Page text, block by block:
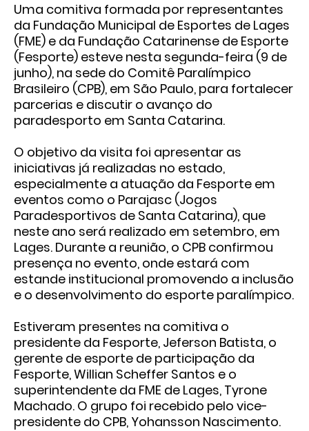
Uma comitiva formada por representantes
da Fundação Municipal de Esportes de Lages
(FME) e da Fundação Catarinense de Esporte
(Fesporte) esteve nesta segunda-feira (9 de
junho), na sede do Comitê Paralímpico
Brasileiro (CPB), em São Paulo, para fortalecer
parcerias e discutir o avanço do
paradesporto em Santa Catarina.
O objetivo da visita foi apresentar as
iniciativas já realizadas no estado,
especialmente a atuação da Fesporte em
eventos como o Parajasc (Jogos
Paradesportivos de Santa Catarina), que
neste ano será realizado em setembro, em
Lages. Durante a reunião, o CPB confirmou
presença no evento, onde estará com
estande institucional promovendo a inclusão
e o desenvolvimento do esporte paralímpico.
Estiveram presentes na comitiva o
presidente da Fesporte, Jeferson Batista, o
gerente de esporte de participação da
Fesporte, Willian Scheffer Santos e o
superintendente da FME de Lages, Tyrone
Machado. O grupo foi recebido pelo vice-
presidente do CPB, Yohansson Nascimento.